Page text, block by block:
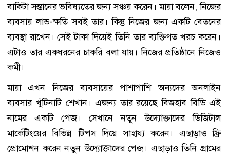
বাকিটা সন্তানের ভবিষ্যতের জন্য সঞ্চয় করেন। মায়া বলেন, নিজের
ব্যবসায় লাভ-ক্ষতি সবই তার। কিন্তু নিজের জন্য একটি বেতনের
ব্যবস্থা রাখেন। সেই টাকা দিয়েই তিনি তার ব্যক্তিগত খরচ করেন।
এটাও তার একধরনের চাকরি বলা যায়। নিজের প্রতিষ্ঠানে নিজেও
কর্মী।
মায়া এখন নিজের ব্যবসায়ের পাশাপাশি অন্যদের অনলাইন
ব্যবসার খুঁটিনাটি শেখান। এজন্য তার রয়েছে বিজহাব বিডি এই
নামের একটি পেজ। সেখানে নতুন উদ্যোক্তাদের ডিজিটাল
মার্কেটিংয়ের বিভিন্ন টিপস দিয়ে সাহায্য করেন। এছাড়াও ফ্রি
প্রোমোশন করেন নতুন উদ্যোক্তাদের পেজ। এছাড়াও তিনি গ্রামের